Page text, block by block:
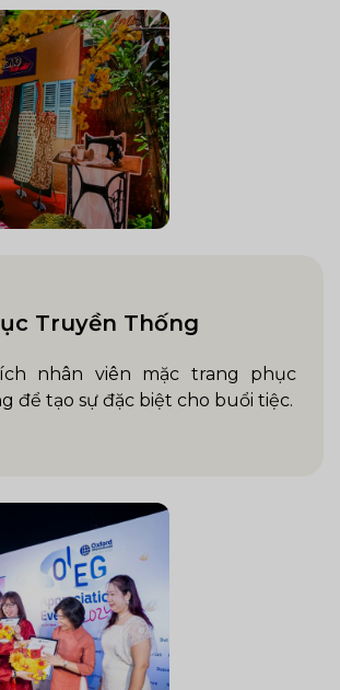
Truyền Thống
nhân viên mặc trang phục
để tạo sự đặc biệt cho buổi tiệc.